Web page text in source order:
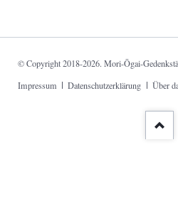
© Copyright 2018-2026. Mori-Ōgai-
Navigation
Impressum Datenschutzerklärung Über